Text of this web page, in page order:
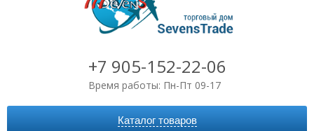
+7 905-152-22-06
Время работы: Пн-Пт 09-17
Каталог товаров